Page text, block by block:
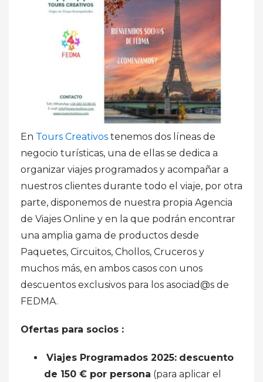
En Tours Creativos tenemos dos líneas de
negocio turísticas, una de ellas se dedica a
organizar viajes programados y acompañar a
nuestros clientes durante todo el viaje, por otra
parte, disponemos de nuestra propia Agencia
de Viajes Online y en la que podrán encontrar
una amplia gama de productos desde
Paquetes, Circuitos, Chollos, Cruceros y
muchos más, en ambos casos con unos
descuentos exclusivos para los asociad@s de
FEDMA.
Ofertas para socios :
Viajes Programados 2025: descuento
de 150 € por persona (para aplicar el